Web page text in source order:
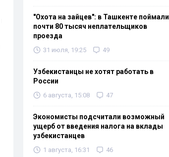
"Охота на зайцев": в Ташкенте поймали
почти 80 тысяч неплательщиков
проезда
31 июля, 19:25 49
Узбекистанцы не хотят работать в
России
6 августа, 15:08 47
Экономисты подсчитали возможный
ущерб от введения налога на вклады
узбекистанцев
1 августа, 16:31 46